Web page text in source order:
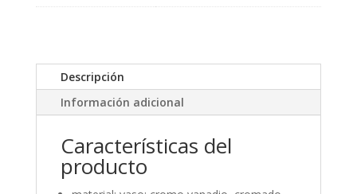
Descripción
Información adicional
Características del
producto